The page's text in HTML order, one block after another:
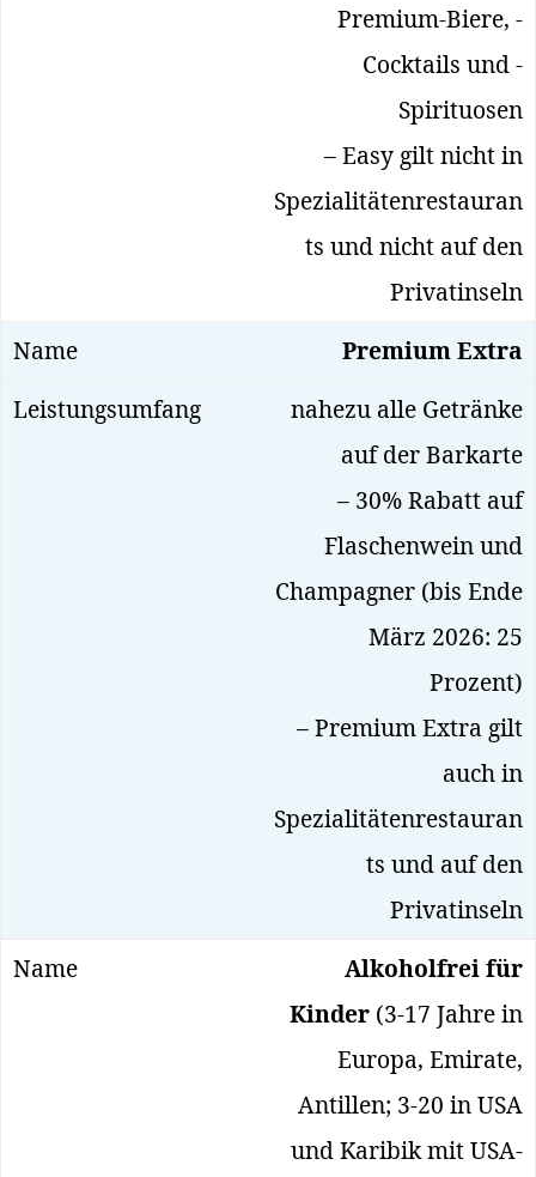
Premium-Biere, -
Cocktails und -
Spirituosen
– Easy gilt nicht in
Spezialitätenrestauran
ts und nicht auf den
Privatinseln
Premium Extra
nahezu alle Getränke
auf der Barkarte
– 30% Rabatt auf
Flaschenwein und
Champagner (bis Ende
März 2026: 25
Prozent)
– Premium Extra gilt
auch in
Spezialitätenrestauran
ts und auf den
Privatinseln
Alkoholfrei für
Kinder (3-17 Jahre in
Europa, Emirate,
Antillen; 3-20 in USA
und Karibik mit USA-